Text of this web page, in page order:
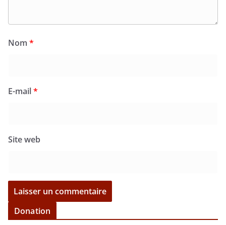
Nom *
E-mail*
Site web
Donation